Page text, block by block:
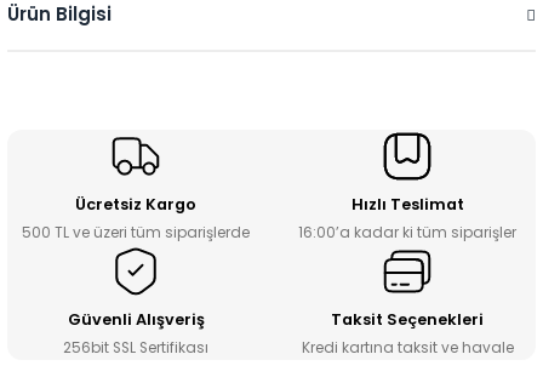
Ürün Bilgisi
Ücretsiz Kargo
500 TL ve üzeri tüm siparişlerde
Hızlı Teslimat
16:00’a kadar ki tüm siparişler
Güvenli Alışveriş
256bit SSL Sertifikası
Taksit Seçenekleri
Kredi kartına taksit ve havale